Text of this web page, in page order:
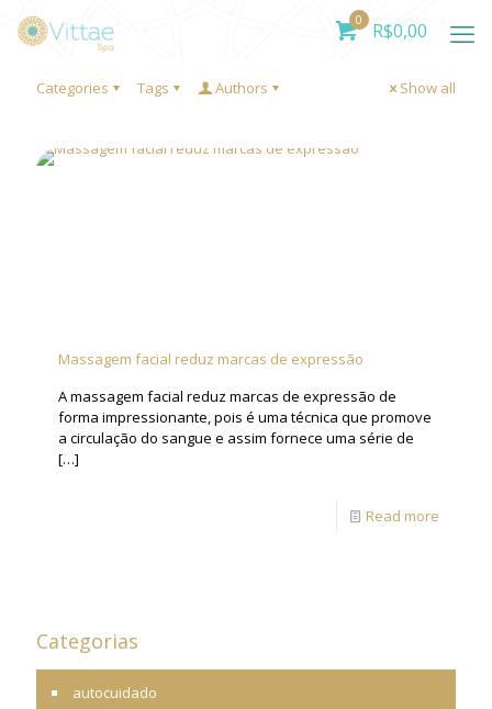
0 R$0,00
Categories Tags Authors Show all
Massagem facial reduz marcas de expressão
A massagem facial reduz marcas de expressão de
forma impressionante, pois é uma técnica que promove
a circulação do sangue e assim fornece uma série de
[…]
Read more
Categorias
autocuidado